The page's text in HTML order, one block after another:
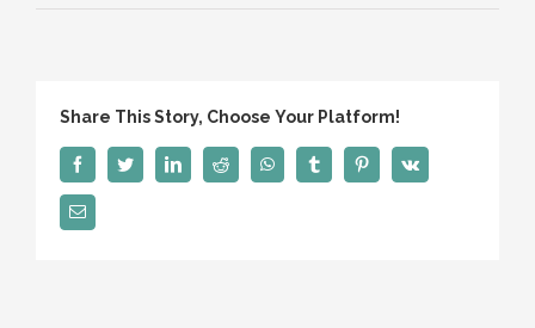
Share This Story, Choose Your Platform!
FacebookTwitterLinkedInRedditWhatsAppTumblr PinterestVk
Email